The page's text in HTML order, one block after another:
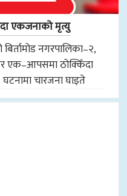
एकजनाको मृत्यु
नगरपालिका–२,
एक–आपसमा ठोक्किँदा
चारजना घाइते